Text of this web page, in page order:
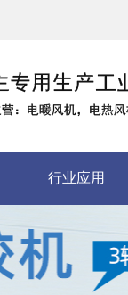
行业应用